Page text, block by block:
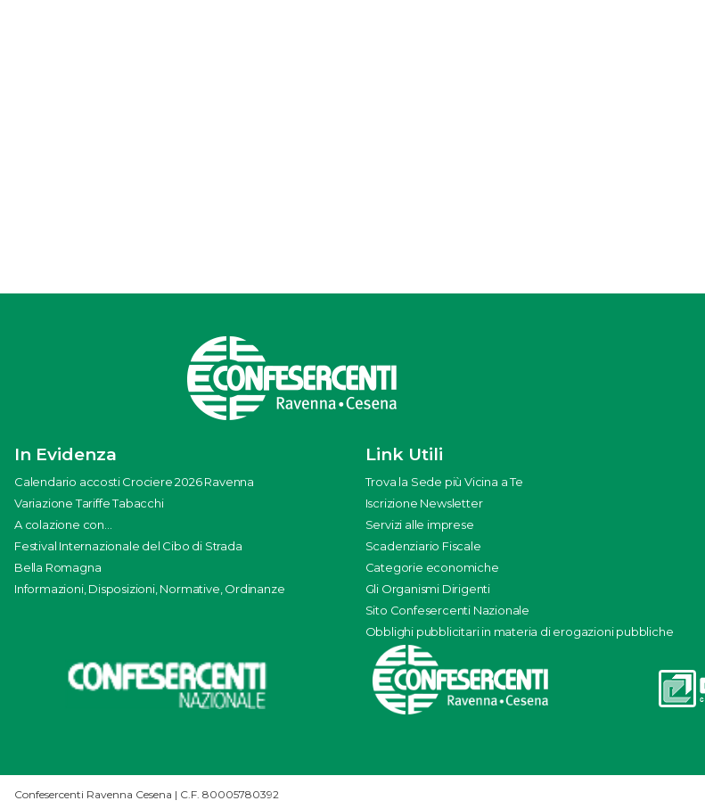
In Evidenza
Calendario accosti Crociere 2026 Ravenna
Variazione Tariffe Tabacchi
A colazione con...
Festival Internazionale del Cibo di Strada
Bella Romagna
Informazioni, Disposizioni, Normative, Ordinanze
Link Utili
Trova la Sede più Vicina a Te
Iscrizione Newsletter
Servizi alle imprese
Scadenziario Fiscale
Categorie economiche
Gli Organismi Dirigenti
Sito Confesercenti Nazionale
Obblighi pubblicitari in materia di erogazioni pubbliche
Confesercenti Ravenna Cesena | C.F. 80005780392